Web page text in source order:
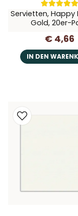
Servietten, Happy
Gold, 20er-
€ 4,66
IN DEN